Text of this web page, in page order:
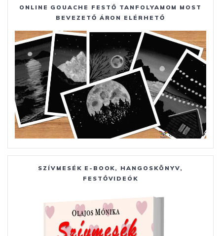
ONLINE GOUACHE FESTŐ TANFOLYAMOM MOST
BEVEZETŐ ÁRON ELÉRHETŐ
SZÍVMESÉK E-BOOK, HANGOSKÖNYV,
FESTŐVIDEÓK